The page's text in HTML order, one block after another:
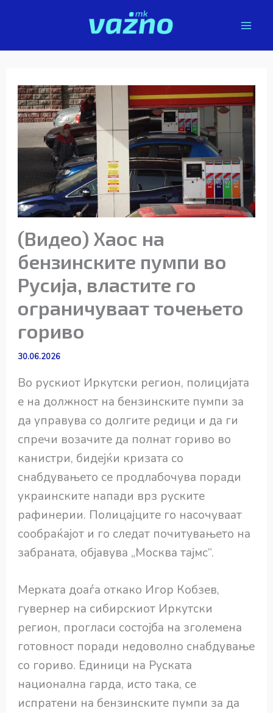
(Видео) Хаос на
бензинските пумпи во
Русија, властите го
ограничуваат точењето
гориво
30.06.2026
Во рускиот Иркутски регион, полицијата
е на должност на бензинските пумпи за
да управува со долгите редици и да ги
спречи возачите да полнат гориво во
канистри, бидејќи кризата со
снабдувањето се продлабочува поради
украинските напади врз руските
рафинерии. Полицајците го насочуваат
сообраќајот и го следат почитувањето на
забраната, објавува „Москва тајмс“.
Мерката доаѓа откако Игор Кобзев,
гувернер на сибирскиот Иркутски
регион, прогласи состојба на зголемена
готовност поради недоволно снабдување
со гориво. Единици на Руската
национална гарда, исто така, се
испратени на бензинските пумпи за да